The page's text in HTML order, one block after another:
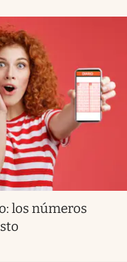
los números